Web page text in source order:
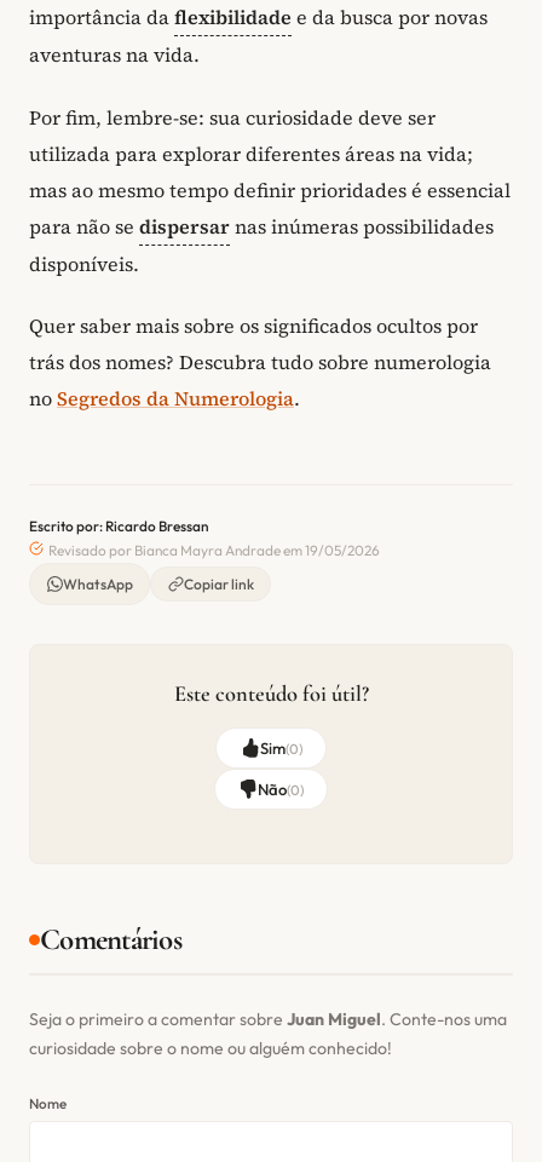
importância daflexibilidade e da busca por novas
aventuras na vida.
Por fim, lembre-se: sua curiosidade deve ser
utilizada para explorar diferentes áreas na vida;
mas ao mesmo tempo definir prioridades é essencial
para não se dispersarnas inúmeras possibilidades
disponíveis.
Quer saber mais sobre os significados ocultos por
trás dos nomes? Descubra tudo sobre numerologia
noSegredos da Numerologia.
Escrito por: Ricardo Bressan
Revisado por Bianca Mayra Andrade em 19/05/2026
WhatsApp
Copiar link
Este conteúdo foi útil?
Sim(0)
Não(0)
Comentários
Seja o primeiro a comentar sobre Juan Miguel. Conte-nos uma
curiosidade sobre o nome ou alguém conhecido!
Nome